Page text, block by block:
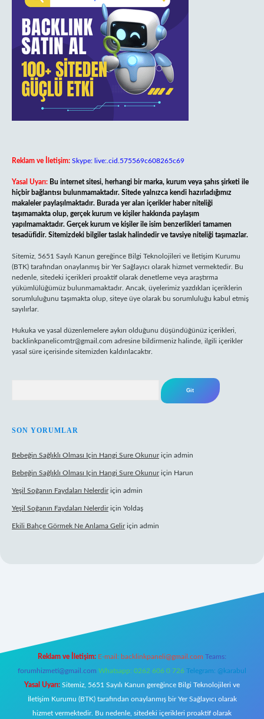
Reklam ve İletişim: Skype: live:.cid.575569c608265c69
Yasal Uyarı: Bu internet sitesi, herhangi bir marka, kurum veya şahıs şirketi ile
hiçbir bağlantısı bulunmamaktadır. Sitede yalnızca kendi hazırladığımız
makaleler paylaşılmaktadır. Burada yer alan içerikler haber niteliği
taşımamakta olup, gerçek kurum ve kişiler hakkında paylaşım
yapılmamaktadır. Gerçek kurum ve kişiler ile isim benzerlikleri tamamen
tesadüfidir. Sitemizdeki bilgiler taslak halindedir ve tavsiye niteliği taşımazlar.
Sitemiz, 5651 Sayılı Kanun gereğince Bilgi Teknolojileri ve İletişim Kurumu
(BTK) tarafından onaylanmış bir Yer Sağlayıcı olarak hizmet vermektedir. Bu
nedenle, sitedeki içerikleri proaktif olarak denetleme veya araştırma
yükümlülüğümüz bulunmamaktadır. Ancak, üyelerimiz yazdıkları içeriklerin
sorumluluğunu taşımakta olup, siteye üye olarak bu sorumluluğu kabul etmiş
sayılırlar.
Hukuka ve yasal düzenlemelere aykırı olduğunu düşündüğünüz içerikleri,
backlinkpanelicomtr@gmail.com adresine bildirmeniz halinde, ilgili içerikler
yasal süre içerisinde sitemizden kaldırılacaktır.
SON YORUMLAR
Bebeğin Sağlıklı Olması Için Hangi Sure Okunuriçin admin
Bebeğin Sağlıklı Olması Için Hangi Sure Okunuriçin Harun
Yeşil Soğanın Faydaları Nelerdiriçin admin
Yeşil Soğanın Faydaları Nelerdiriçin Yoldaş
Ekili Bahçe Görmek Ne Anlama Geliriçin admin
Reklam ve İletişim: E-mail: backlinkpaneli@gmail.com Teams:
forumhizmeti@gmail.com Whatsapp: 0262 606 0 726 Telegram: @karabul
Yasal Uyarı: Sitemiz, 5651 Sayılı Kanun gereğince Bilgi Teknolojileri ve
İletişim Kurumu (BTK) tarafından onaylanmış bir Yer Sağlayıcı olarak
hizmet vermektedir. Bu nedenle, sitedeki içerikleri proaktif olarak